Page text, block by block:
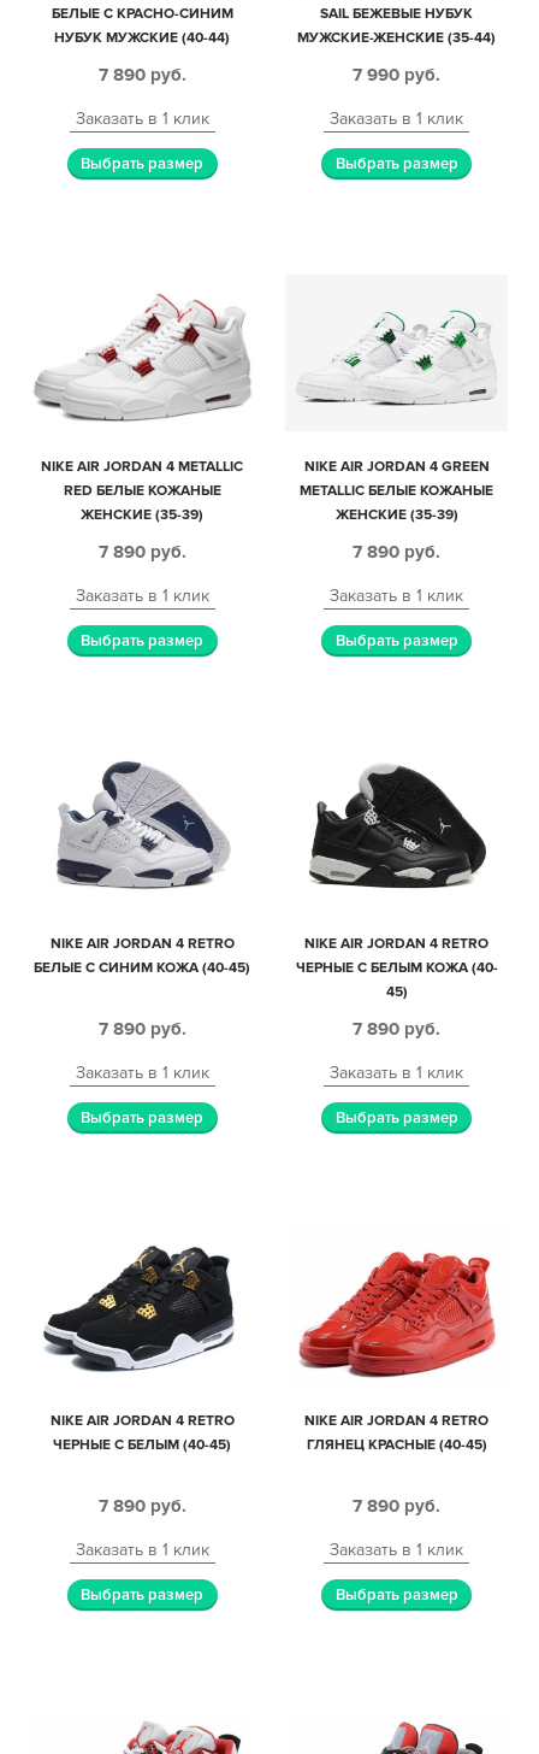
БЕЛЫЕ С КРАСНО-СИНИМ
НУБУК МУЖСКИЕ (40-44)
7 890 руб.
Заказать в 1 клик
Выбрать размер
SAIL БЕЖЕВЫЕ НУБУК
МУЖСКИЕ-ЖЕНСКИЕ (35-44)
7 990 руб.
Заказать в 1 клик
Выбрать размер
NIKE AIR JORDAN 4 METALLIC
RED БЕЛЫЕ КОЖАНЫЕ
ЖЕНСКИЕ (35-39)
7 890 руб.
Заказать в 1 клик
Выбрать размер
NIKE AIR JORDAN 4 GREEN
METALLIC БЕЛЫЕ КОЖАНЫЕ
ЖЕНСКИЕ (35-39)
7 890 руб.
Заказать в 1 клик
Выбрать размер
NIKE AIR JORDAN 4 RETRO
БЕЛЫЕ С СИНИМ КОЖА (40-45)
7 890 руб.
Заказать в 1 клик
Выбрать размер
NIKE AIR JORDAN 4 RETRO
ЧЕРНЫЕ С БЕЛЫМ КОЖА (40-
45)
7 890 руб.
Заказать в 1 клик
Выбрать размер
NIKE AIR JORDAN 4 RETRO
ЧЕРНЫЕ С БЕЛЫМ (40-45)
7 890 руб.
Заказать в 1 клик
Выбрать размер
NIKE AIR JORDAN 4 RETRO
ГЛЯНЕЦ КРАСНЫЕ (40-45)
7 890 руб.
Заказать в 1 клик
Выбрать размер